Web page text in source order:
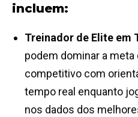
incluem:
Treinador de Elite em
podem dominar a
competitivo com
tempo real enquanto
nos dados dos